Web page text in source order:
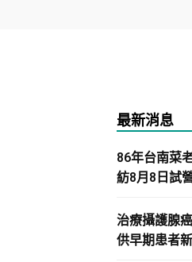
最新消息
86年台南菜
紡8月8日試
治療攝護腺
供早期患者